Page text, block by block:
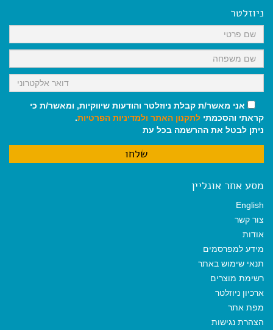
k
p
m
ניוזלטר
אני מאשר/ת קבלת ניוזלטר והודעות שיווקיות, ומאשר/ת כי
קראתי והסכמתי לתקנון האתר ולמדיניות הפרטיות.
ניתן לבטל את ההרשמה בכל עת
מסע אחר אונליין
English
צור קשר
אודות
מידע למפרסמים
תנאי שימוש באתר
רשימת מוצרים
ארכיון ניוזלטר
מפת אתר
הצהרת נגישות